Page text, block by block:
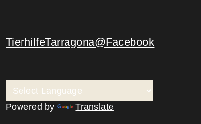
TierhilfeTarragona@Facebook
Powered by Translate